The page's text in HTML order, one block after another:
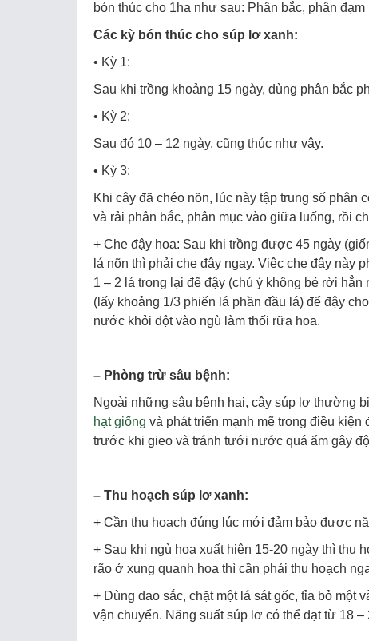
bón thúc cho 1ha như sau: Phân bắc, phân đạm
Các kỳ bón thúc cho súp lơ xanh:
• Kỳ 1:
Sau khi trồng khoảng 15 ngày, dùng phân bắc
• Kỳ 2:
Sau đó 10 – 12 ngày, cũng thúc như vậy.
• Kỳ 3:
Khi cây đã chéo nõn, lúc này tập trung số phân
và rải phân bắc, phân mục vào giữa luống, rồi
+ Che đậy hoa: Sau khi trồng được 45 ngày
lá nõn thì phải che đậy ngay. Việc che đậy này
1 – 2 lá trong lại để đậy (chú ý không bẻ rời
(lấy khoảng 1/3 phiến lá phần đầu lá) để đậy
nước khỏi dột vào ngù làm thối rữa hoa.
– Phòng trừ sâu bệnh:
Ngoài những sâu bệnh hại, cây súp lơ thường
hạt giống và phát triển mạnh mẽ trong điều kiện
trước khi gieo và tránh tưới nước quá ẩm gây
– Thu hoạch súp lơ xanh:
+ Cần thu hoạch đúng lúc mới đảm bảo được
+ Sau khi ngù hoa xuất hiện 15-20 ngày thì thu
rão ở xung quanh hoa thì cần phải thu hoạch
+ Dùng dao sắc, chặt một lá sát gốc, tỉa bỏ một
vận chuyển. Năng suất súp lơ có thể đạt từ 18 –